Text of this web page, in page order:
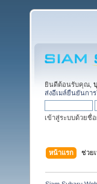
ยินดีต้อนรับคุณ,
ส่งอีเมล์ยืนยันกา
เข้าสู่ระบบด้วยชื่
หน้าแรก ช่วย